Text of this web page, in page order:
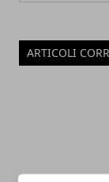
ARTICOLI